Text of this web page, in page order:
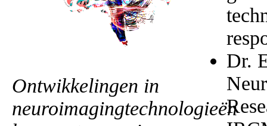
Ontwikkelingen in
neuroimagingtechnologieën
Dr.